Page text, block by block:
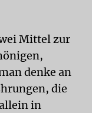
Mittel zur
denke an
die
in